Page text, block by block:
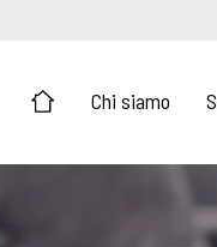
Chi siamo